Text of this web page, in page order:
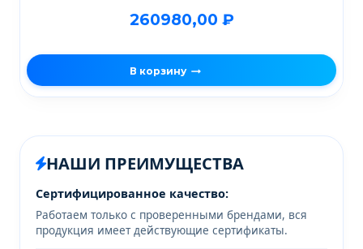
260980,00 ₽
В корзину
НАШИ ПРЕИМУЩЕСТВА
Сертифицированное качество:
Работаем только с проверенными брендами, вся
продукция имеет действующие сертификаты.